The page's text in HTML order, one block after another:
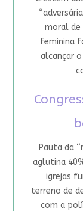
moral de
feminina
alcançar
Pauta da
aglutina
igrejas
terreno de
com a